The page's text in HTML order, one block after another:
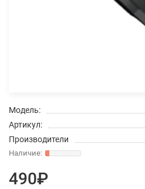
Модель:
Артикул:
Производители
490₽
Добавляйте товары
выбранный способом
Оставшиеся